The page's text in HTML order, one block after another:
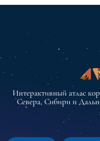
Интерактивный атлас
Севера, Сибири и